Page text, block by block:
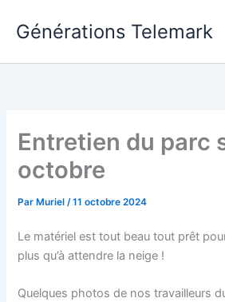
Générations Telemark
Entretien du parc
octobre
Par Muriel/11 octobre 2024
Le matériel est tout beau tout prêt
plus qu’à attendre la neige !
Quelques photos de nos travailleurs